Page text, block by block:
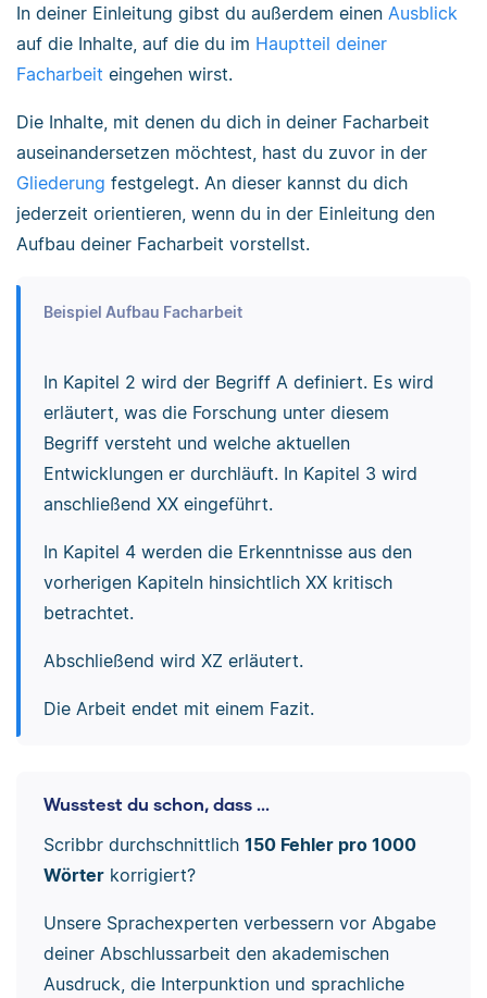
In deiner Einleitung gibst du außerdem einen Ausblick
auf die Inhalte, auf die du im Hauptteil deiner
Facharbeit eingehen wirst.
Die Inhalte, mit denen du dich in deiner Facharbeit
auseinandersetzen möchtest, hast du zuvor in der
Gliederung festgelegt. An dieser kannst du dich
jederzeit orientieren, wenn du in der Einleitung den
Aufbau deiner Facharbeit vorstellst.
Beispiel Aufbau Facharbeit
In Kapitel 2 wird der Begriff A definiert. Es wird
erläutert, was die Forschung unter diesem
Begriff versteht und welche aktuellen
Entwicklungen er durchläuft. In Kapitel 3 wird
anschließend XX eingeführt.
In Kapitel 4 werden die Erkenntnisse aus den
vorherigen Kapiteln hinsichtlich XX kritisch
betrachtet.
Abschließend wird XZ erläutert.
Die Arbeit endet mit einem Fazit.
Wusstest du schon, dass ...
Scribbr durchschnittlich 150 Fehler pro 1000
Wörterkorrigiert?
Unsere Sprachexperten verbessern vor Abgabe
deiner Abschlussarbeit den akademischen
Ausdruck, die Interpunktion und sprachliche